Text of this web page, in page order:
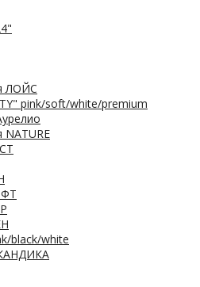
ЛОЙС
pink/soft/white/premium
black/white